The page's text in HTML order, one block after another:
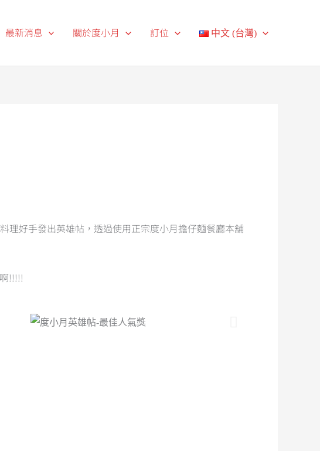
最新消息 關於度小月 訂位 中文 (台灣)
理好手發出英雄帖，透過使用正宗度小月擔仔麵餐廳本舖
!!!!!